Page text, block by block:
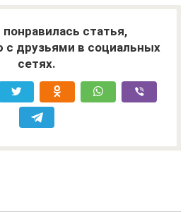
статья,
с друзьями в социальных
сетях.